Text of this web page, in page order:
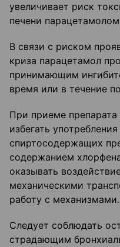
увеличивает риск
печени
В связи с риском
криза парацетамол
принимающим
время или в течение
При приеме препарата
избегать
спиртосодержащих
содержанием
оказывать
механическими
работу с механизмами.
Следует соблюдать
страдающим